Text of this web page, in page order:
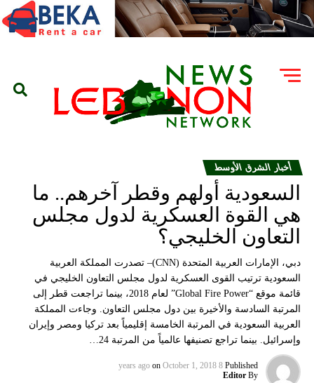
أخبار الشرق الأوسط
السعودية أولهم وقطر آخرهم.. ما
هي القوة العسكرية لدول مجلس
التعاون الخليجي؟
دبي، الإمارات العربية المتحدة (CNN)– تصدرت المملكة العربية
السعودية ترتيب القوى العسكرية لدول مجلس التعاون الخليجي في
قائمة موقع “Global Fire Power” لعام 2018، بينما تراجعت قطر إلى
المرتبة السادسة والأخيرة بين دول مجلس التعاون. وجاءت المملكة
العربية السعودية في المرتبة الخامسة إقليمياً بعد تركيا ومصر وإيران
وإسرائيل. بينما تراجع تصنيفها عالمياً من المرتبة 24…
Published
8 years ago
on October 1, 2018
By
Editor